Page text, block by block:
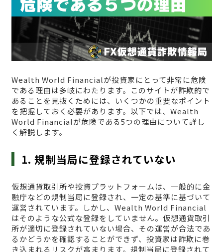
Wealth World Financialが投資家にとって非常に危険
である理由は多岐にわたります。このサイトが詐欺的で
あることを見抜くためには、いくつかの重要なポイント
を把握しておく必要があります。以下では、Wealth
World Financialが危険である5つの理由について詳し
く解説します。
1. 規制当局に登録されていない
仮想通貨取引所や投資プラットフォームは、一般的に金
融庁などの規制当局に登録され、一定の基準に基づいて
運営されています。しかし、Wealth World Financial
はそのような公式な登録をしていません。仮想通貨取引
所が適切に登録されていない場合、その運営が合法であ
るかどうかを確認することができず、投資家は詐欺に巻
き込まれるリスクが高まります。規制当局に登録されて